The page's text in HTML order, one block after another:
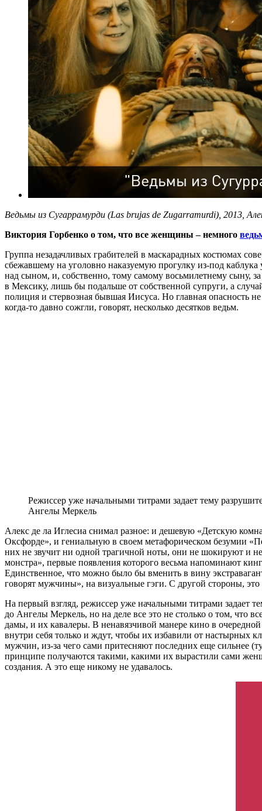
Ведьмы из Сугаррамурди (Las brujas de Zugarramurdi), 2013,
Виктория Горбенко о том, что все женщины – немного
Группа незадачливых грабителей в маскарадных костюмах
сбежавшему на уголовно наказуемую прогулку из-под
над сыном, и, собственно, тому самому восьмилетнему сыну,
в Мексику, лишь бы подальше от собственной супруги, а
полиция и стервозная бывшая Иисуса. Но главная опасность
когда-то давно сожгли, говорят, несколько десятков ведьм.
Режиссер уже начальными титрами задает тему
Ангелы Меркель
Алекс де ла Иглесиа снимал разное: и дешевую «Детскую
Оксфорде», и гениальную в своем метафорическом безумии
них не звучит ни одной трагичной ноты, они не шокируют и
монстра», первые появления которого весьма напоминают
Единственное, что можно было бы вменить в вину
говорят мужчины», на визуальные гэги. С другой стороны,
На первый взгляд, режиссер уже начальными титрами задает
до Ангелы Меркель, но на деле все это не столько о том, что
дамы, и их кавалеры. В ненавязчивой манере кино в
внутри себя только и ждут, чтобы их избавили от настырных
мужчин, из-за чего сами притесняют последних еще сильнее
принципе получаются такими, какими их вырастили сами
создания. А это еще никому не удавалось.